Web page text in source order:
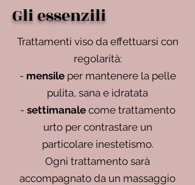
Gli essenzili
Trattamenti viso da effettuarsi con
regolarità:
- mensile per mantenere la pelle
pulita, sana e idratata
- settimanale come trattamento
urto per contrastare un
particolare inestetismo.
Ogni trattamento sarà
accompagnato da un massaggio